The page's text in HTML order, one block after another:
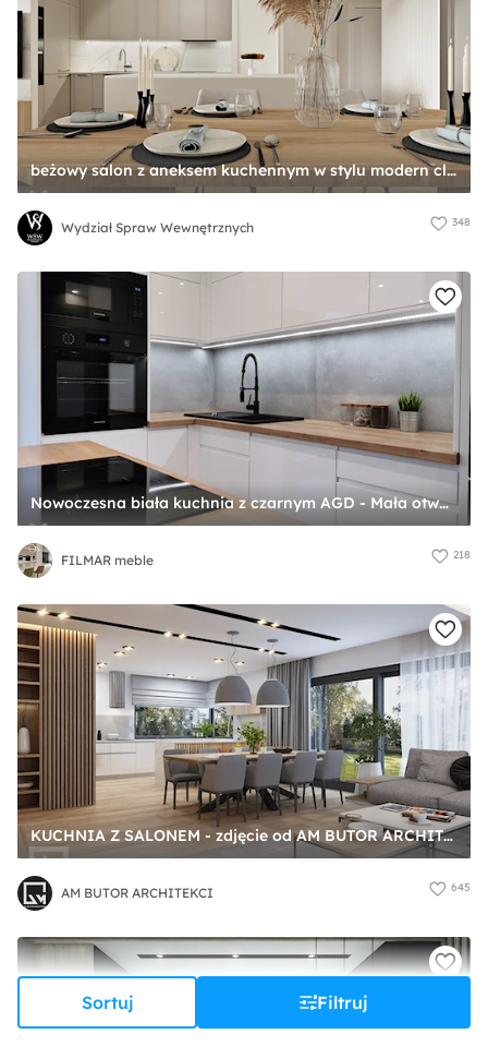
Sortuj Filtruj
beżowy salon z aneksem kuchennym w stylu modern classic - zdjęcie od Wydział Spraw Wewnętrznych
Wydział Spraw Wewnętrznych 348
Nowoczesna biała kuchnia z czarnym AGD - Mała otwarta szara z zabudowaną lodówką z nablatowym zlewozmywakiem kuchnia w kształcie litery l z wyspą lub półwyspem, styl nowoczesny - zdjęcie od FILMAR meble
FILMAR meble 218
KUCHNIA Z SALONEM - zdjęcie od AM BUTOR ARCHITEKCI
AM BUTOR ARCHITEKCI 645